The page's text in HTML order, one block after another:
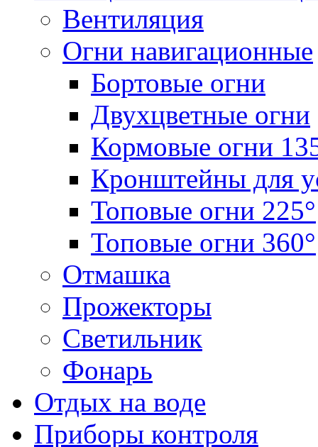
Вентиляция
Огни навигационные
Бортовые огни
Двухцветные огни
Кормовые огни
Кронштейны для
Топовые огни 225°
Топовые огни 360°
Отмашка
Прожекторы
Светильник
Фонарь
Отдых на воде
Приборы контроля